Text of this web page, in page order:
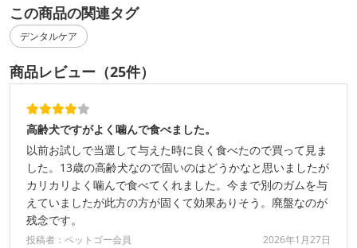
この商品の関連タグ
デンタルケア
商品レビュー（25件）
高齢犬ですがよく噛んで食べました。
以前お試しで当選して与えた時に良く食べたので買って見ま
した。13歳の高齢犬なので固いのはどうかなと思いましたが
カリカリよく噛んで食べてくれました。今まで別のガムを与
えていましたが此方の方が固くて効果ありそう。廃盤なのが
残念です。
投稿者：ペットゴー会員 2026年1月27日